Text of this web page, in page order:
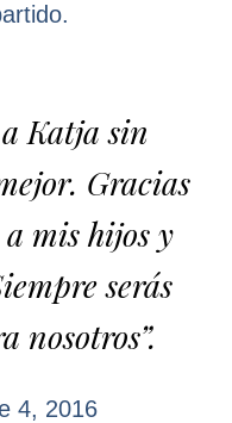
Katja sin
Gracias
mis hijos y
serás
nosotros”.
4, 2016